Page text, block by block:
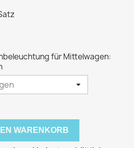
für Mittelwagen:
WARENKORB